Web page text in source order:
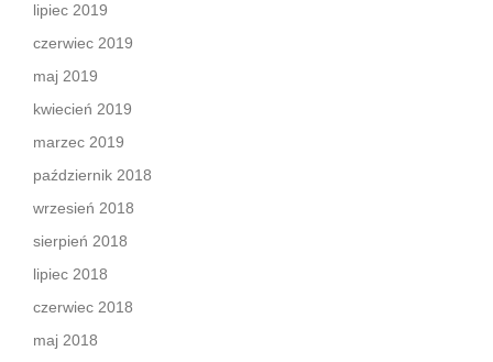
lipiec 2019
czerwiec 2019
maj 2019
kwiecień 2019
marzec 2019
październik 2018
wrzesień 2018
sierpień 2018
lipiec 2018
czerwiec 2018
maj 2018